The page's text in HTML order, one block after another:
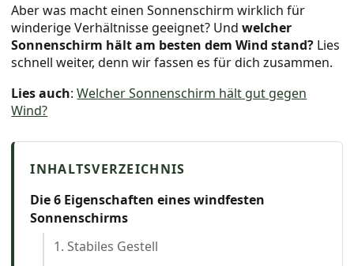
Aber was macht einen Sonnenschirm wirklich für
winderige Verhältnisse geeignet? Undwelcher
Sonnenschirm hält am besten dem Wind stand? Lies
schnell weiter, denn wir fassen es für dich zusammen.
Lies auch:Welcher Sonnenschirm hält gut gegen
Wind?
Die 6 Eigenschaften eines windfesten
Sonnenschirms
1. Stabiles Gestell